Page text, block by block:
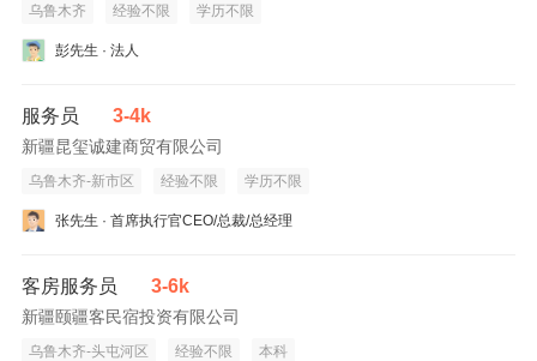
乌鲁木齐 经验不限 学历不限
彭先生 · 法人
服务员 3-4k
新疆昆玺诚建商贸有限公司
乌鲁木齐-新市区 经验不限 学历不限
张先生 · 首席执行官CEO/总裁/总经理
客房服务员 3-6k
新疆颐疆客民宿投资有限公司
乌鲁木齐-头屯河区 经验不限 本科